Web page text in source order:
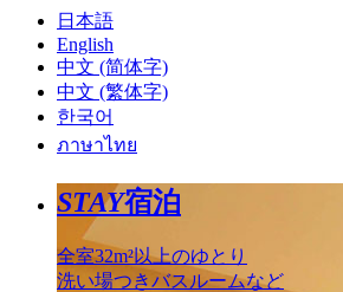
日本語
English
中文 (简体字)
中文 (繁体字)
한국어
ภาษาไทย
STAY宿泊
全室32m²以上のゆとり
洗い場つきバスルームなど